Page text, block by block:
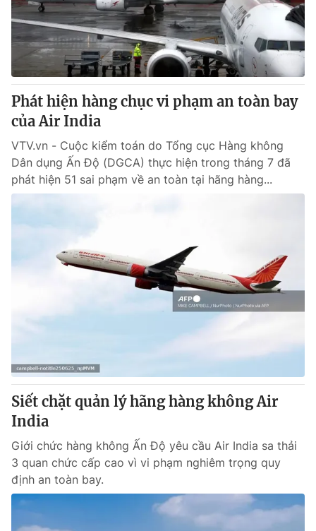
VTV4 Vươn mình bằng AI
VTV9 VTV8
Liên hệ tòa soạn English
THỜI BÁO VTV
Theo dõi báo trên
Cơ quan chủ quản:Đài Truyền hình Việt Nam
Thời báo VTV
Giấy phép hoạt động báo in và báo điện tử số 483/GP-BTTTT
Phó Tổng Biên tập:
Nguyễn Trọng Ninh
Tổng đài VTV:024.38 355 931 - 024.38 355 932
Ðiện thoại Thời báo VTV:
Email:
toasoan@vtv.vn
Liên hệ quảng cáo: 024-7300.7108
Phát hiện hàng chục vi phạm an toàn bay
của Air India
VTV.vn - Cuộc kiểm toán do Tổng cục Hàng không
Dân dụng Ấn Độ (DGCA) thực hiện trong tháng 7 đã
phát hiện 51 sai phạm về an toàn tại hãng hàng...
Siết chặt quản lý hãng hàng không Air
India
Giới chức hàng không Ấn Độ yêu cầu Air India sa thải
3 quan chức cấp cao vì vi phạm nghiêm trọng quy
định an toàn bay.